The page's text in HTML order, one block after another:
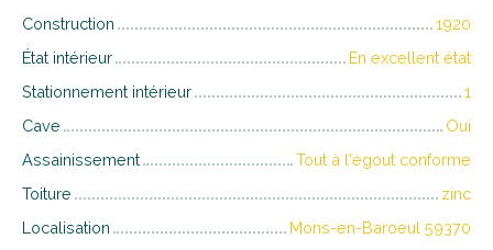
Construction
1920
État intérieur
En excellent état
Stationnement intérieur
1
Cave
Oui
Assainissement
Tout à l'égout conforme
Toiture
zinc
Localisation
Mons-en-Baroeul 59370